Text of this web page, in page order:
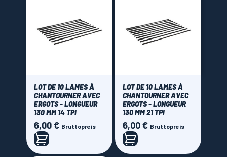
LOT DE 10 LAMES À
CHANTOURNER AVEC
ERGOTS - LONGUEUR
130 MM 14 TPI
Preis
6,00 € Bruttopreis
LOT DE 10 LAMES À
CHANTOURNER AVEC
ERGOTS - LONGUEUR
130 MM 21 TPI
Preis
6,00 € Bruttopreis